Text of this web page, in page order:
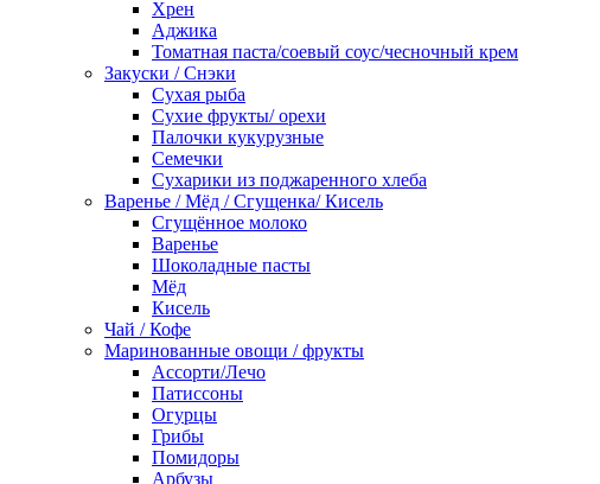
Хрен
Аджика
Томатная паста/соевый соус/чесночный крем
Закуски / Снэки
Сухая рыба
Сухие фрукты/ орехи
Палочки кукурузные
Семечки
Сухарики из поджаренного хлеба
Варенье / Мёд / Сгущенка/ Кисель
Сгущённое молоко
Варенье
Шоколадные пасты
Мёд
Кисель
Чай / Кофе
Маринованные овощи / фрукты
Ассорти/Лечо
Патиссоны
Огурцы
Грибы
Помидоры
Арбузы